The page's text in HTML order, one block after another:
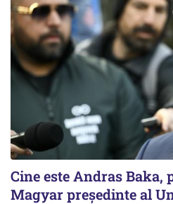
Cine este Andras Baka,
Magyar președinte al